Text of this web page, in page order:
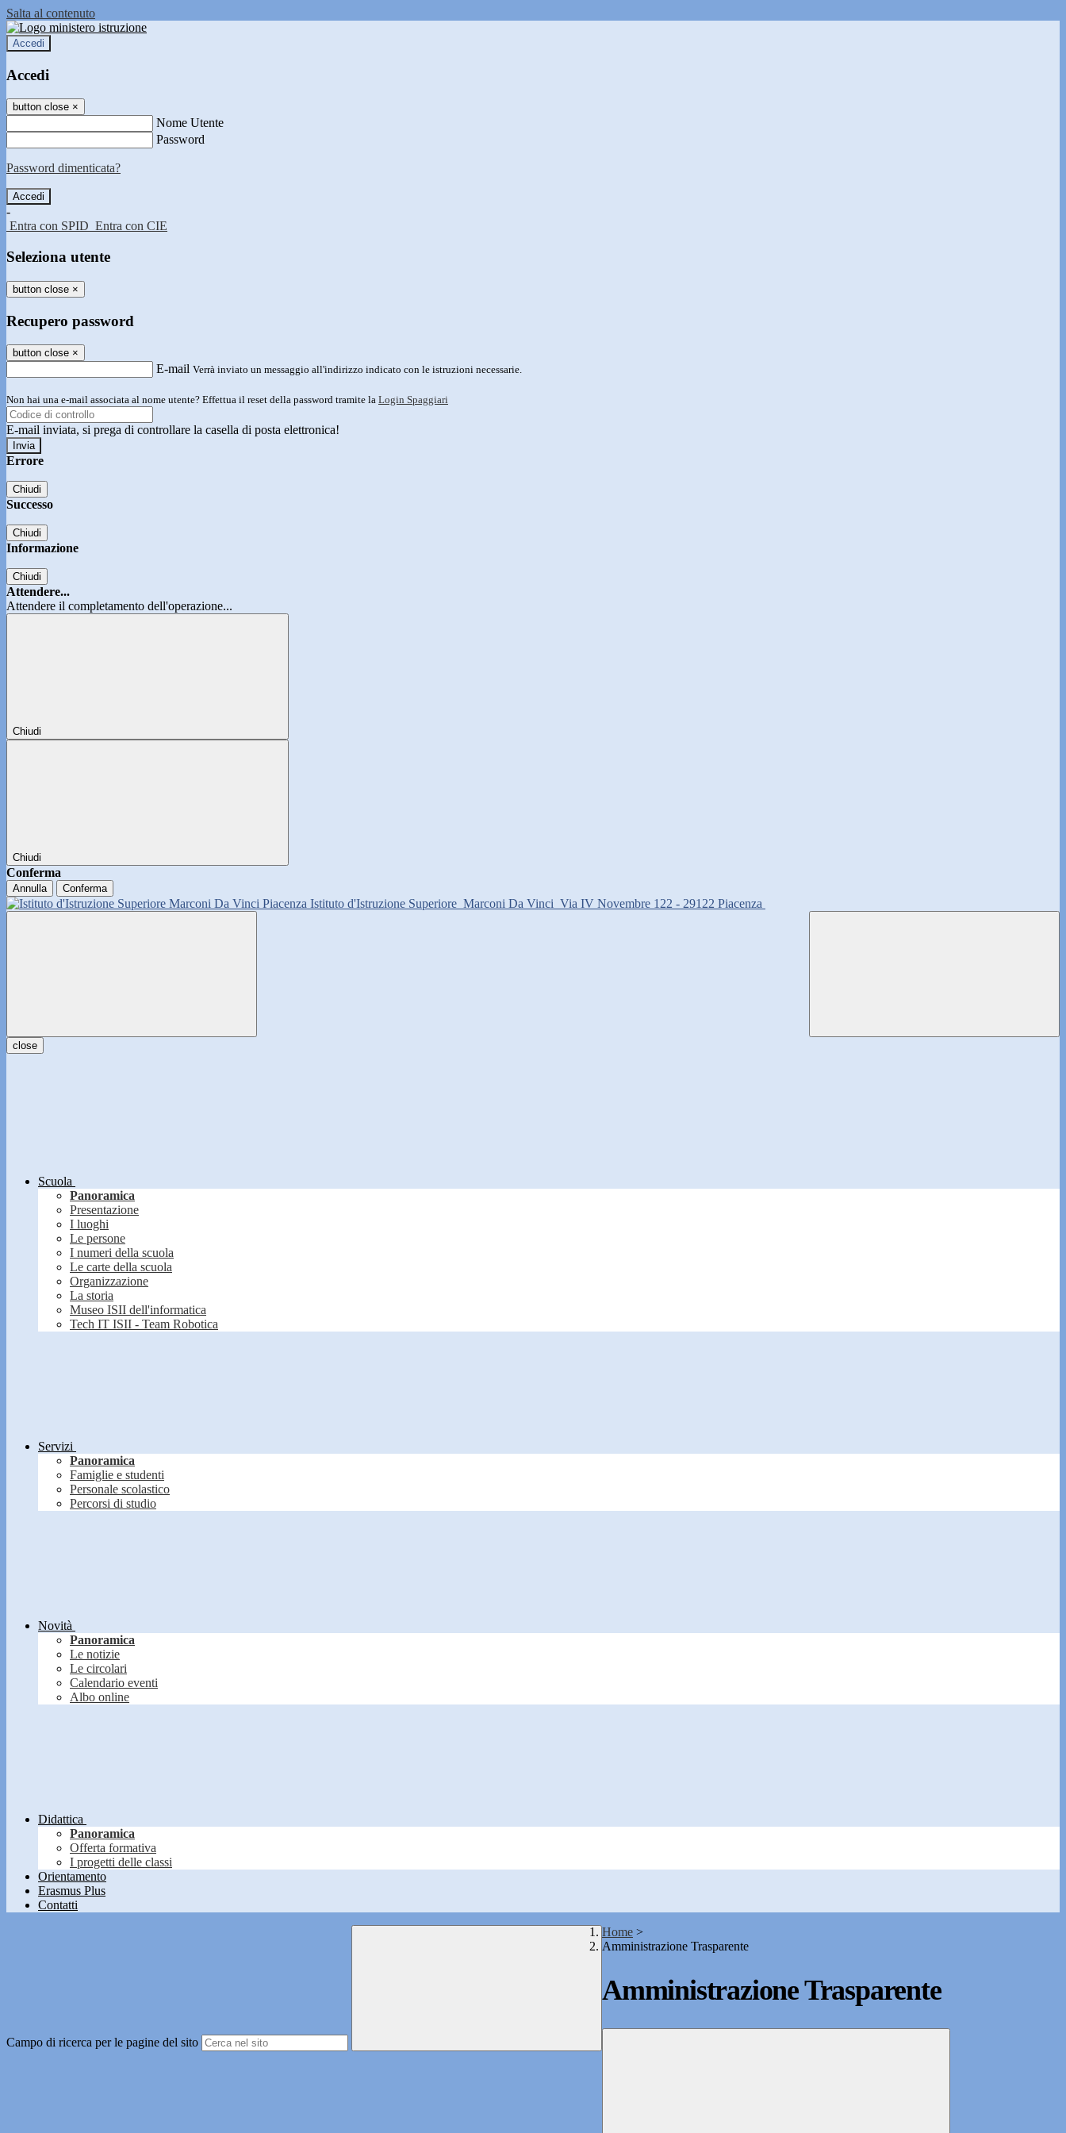
Salta al contenuto
Accedi
Accedi
button close ×
Nome Utente
Password
Password dimenticata?
-
Entra con SPID Entra con CIE
Seleziona utente
button close ×
Recupero password
button close ×
E-mail Verrà inviato un messaggio all'indirizzo indicato con le istruzioni necessarie.
Non hai una e-mail associata al nome utente? Effettua il reset della password tramite la Login Spaggiari
E-mail inviata, si prega di controllare la casella di posta elettronica!
Errore
Chiudi
Successo
Chiudi
Informazione
Chiudi
Attendere...
Attendere il completamento dell'operazione...
Chiudi
Chiudi
Conferma
Annulla Conferma
Istituto d'Istruzione Superiore Marconi Da Vinci Via IV Novembre 122 - 29122 Piacenza
close
Scuola
Panoramica
Presentazione
I luoghi
Le persone
I numeri della scuola
Le carte della scuola
Organizzazione
La storia
Museo ISII dell'informatica
Tech IT ISII - Team Robotica
Servizi
Panoramica
Famiglie e studenti
Personale scolastico
Percorsi di studio
Novità
Panoramica
Le notizie
Le circolari
Calendario eventi
Albo online
Didattica
Panoramica
Offerta formativa
I progetti delle classi
Orientamento
Erasmus Plus
Contatti
Campo di ricerca per le pagine del sito
Home >
Amministrazione Trasparente
Amministrazione Trasparente